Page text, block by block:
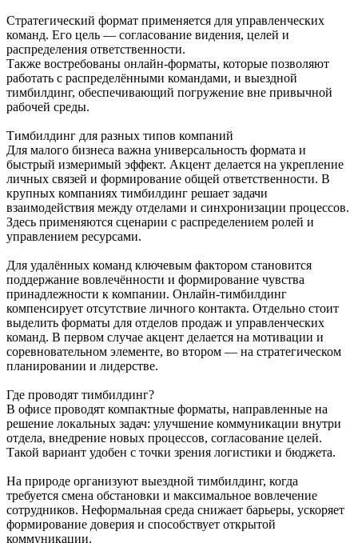
Стратегический формат применяется для управленческих
команд. Его цель — согласование видения, целей и
распределения ответственности.
Также востребованы онлайн-форматы, которые позволяют
работать с распределёнными командами, и выездной
тимбилдинг, обеспечивающий погружение вне привычной
рабочей среды.
Тимбилдинг для разных типов компаний
Для малого бизнеса важна универсальность формата и
быстрый измеримый эффект. Акцент делается на укрепление
личных связей и формирование общей ответственности. В
крупных компаниях тимбилдинг решает задачи
взаимодействия между отделами и синхронизации процессов.
Здесь применяются сценарии с распределением ролей и
управлением ресурсами.
Для удалённых команд ключевым фактором становится
поддержание вовлечённости и формирование чувства
принадлежности к компании. Онлайн-тимбилдинг
компенсирует отсутствие личного контакта. Отдельно стоит
выделить форматы для отделов продаж и управленческих
команд. В первом случае акцент делается на мотивации и
соревновательном элементе, во втором — на стратегическом
планировании и лидерстве.
Где проводят тимбилдинг?
В офисе проводят компактные форматы, направленные на
решение локальных задач: улучшение коммуникации внутри
отдела, внедрение новых процессов, согласование целей.
Такой вариант удобен с точки зрения логистики и бюджета.
На природе организуют выездной тимбилдинг, когда
требуется смена обстановки и максимальное вовлечение
сотрудников. Неформальная среда снижает барьеры, ускоряет
формирование доверия и способствует открытой
коммуникации.